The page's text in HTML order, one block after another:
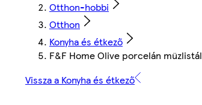
Otthon-hobbi
Otthon
Konyha és étkező
F&F Home Olive porcelán müzlistál
Vissza a Konyha és étkező